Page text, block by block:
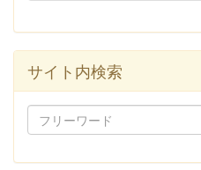
サイト内検索